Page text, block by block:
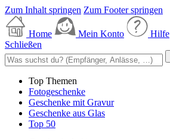
Zum Inhalt springen Zum Footer springen
Home Mein Konto Hilfe
Schließen
Top Themen
Fotogeschenke
Geschenke mit Gravur
Geschenke aus Glas
Top 50